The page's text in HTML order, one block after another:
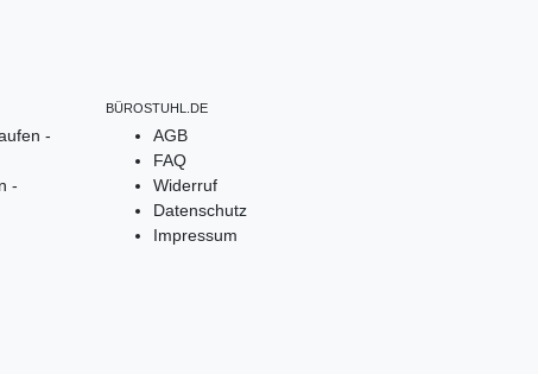
-
-
BÜROSTUHL.DE
AGB
FAQ
Widerruf
Datenschutz
Impressum